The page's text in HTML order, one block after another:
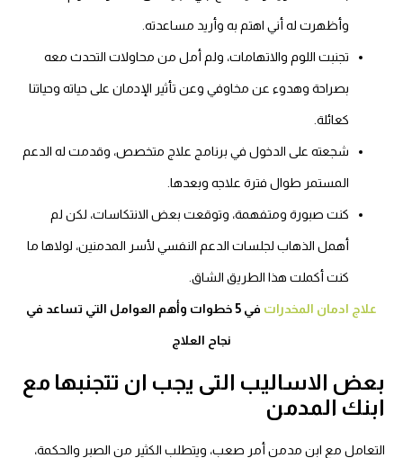
وأظهرت له أني اهتم به وأريد مساعدته.
تجنبت اللوم والاتهامات، ولم أمل من محاولات التحدث معه
بصراحة وهدوء عن مخاوفي وعن تأثير الإدمان على حياته وحياتنا
كعائلة.
شجعته على الدخول في برنامج علاج متخصص، وقدمت له الدعم
المستمر طوال فترة علاجه وبعدها.
كنت صبورة ومتفهمة، وتوقعت بعض الانتكاسات، لكن لم
أهمل الذهاب لجلسات الدعم النفسي لأسر المدمنين، لولاها ما
كنت أكملت هذا الطريق الشاق.
علاج ادمان المخدرات في 5 خطوات وأهم العوامل التي تساعد في
نجاح العلاج
بعض الاساليب التى يجب ان تتجنبها مع
ابنك المدمن
التعامل مع ابن مدمن أمر صعب، ويتطلب الكثير من الصبر والحكمة،